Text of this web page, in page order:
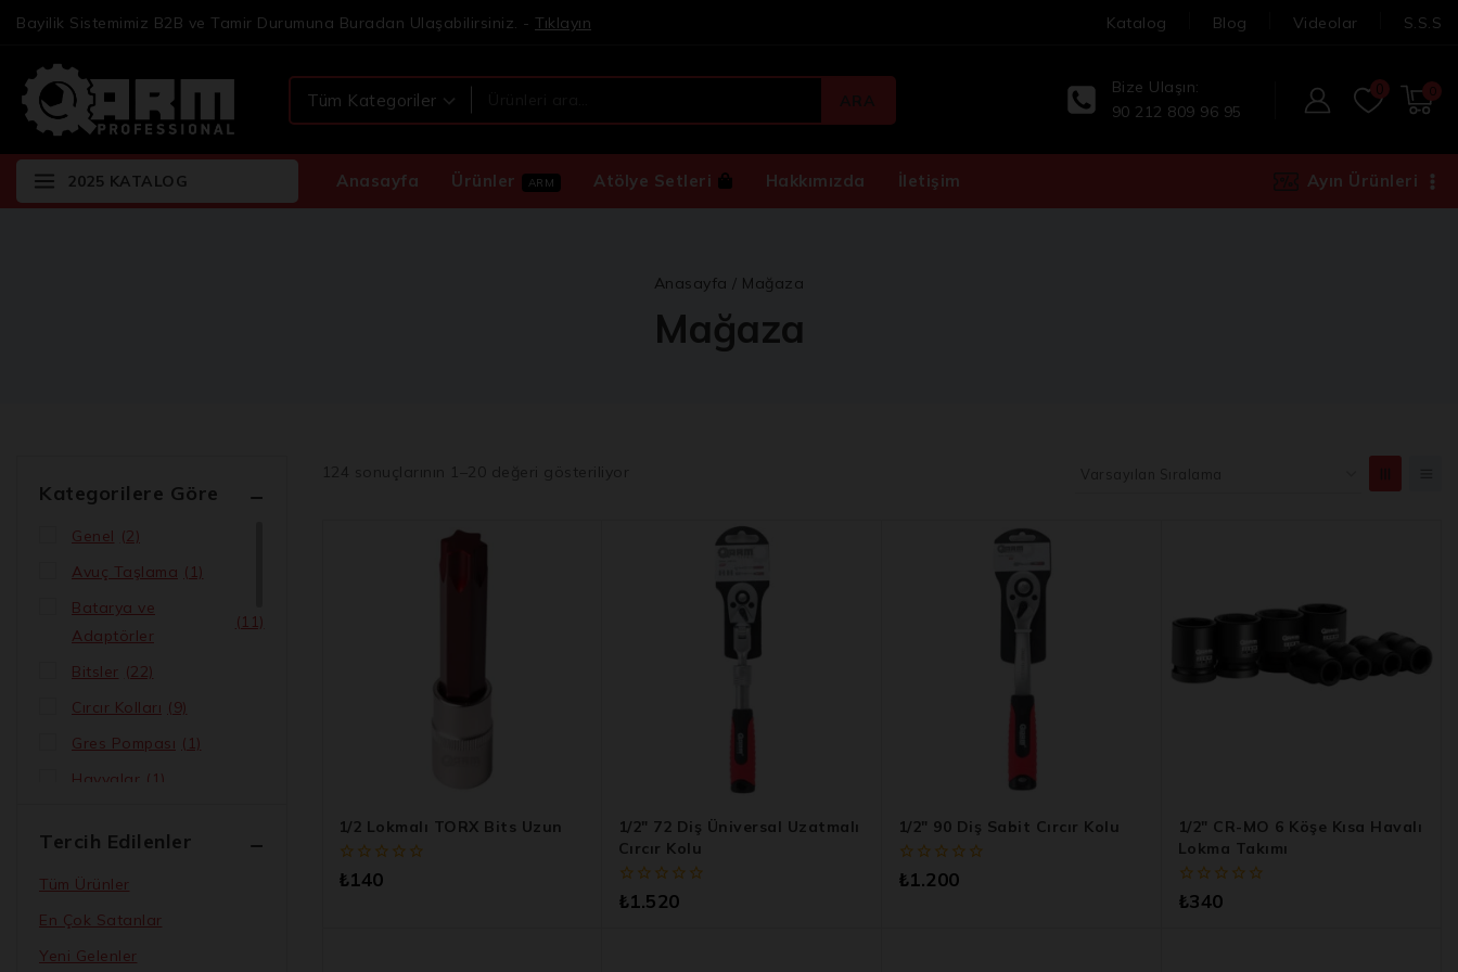
Bayilik Sistemimiz B2B ve Tamir Durumuna Buradan Ulaşabilirsiniz. - Tıklayın Katalog Blog Videolar S.S.S
ARA
Bize Ulaşın:
90 212 809 96 95
0 0
2025 KATALOG Anasayfa Ürünler ARM Atölye Setleri Hakkımızda İletişim Ayın Ürünleri
Anasayfa / Mağaza
Mağaza
1/2 Lokmalı TORX Bits Uzun
0
₺140
1/2″ 72 Diş Üniversal Uzatmalı
Cırcır Kolu
0
₺1.520
1/2″ 90 Diş Sabit Cırcır Kolu
0
₺1.200
1/2″ CR-MO 6 Köşe Kısa Havalı
Lokma Takımı
0
₺340
Kategorilere Göre
Genel (2)
Avuç Taşlama (1)
Batarya ve
Adaptörler
(11)
Bitsler (22)
Cırcır Kolları (9)
Gres Pompası (1)
Havyalar (1)
Kırıcı ve Delici (1)
Lehim Makineleri
Lokmalar (33)
Mum Silikon
Tercih Edilenler
Tüm Ürünler
En Çok Satanlar
Yeni Gelenler